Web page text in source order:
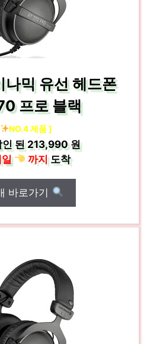
나믹 유선 헤드폰
프로 블랙
NO.4 제품 ]
인 된213,990 원
일
까지도착
바로가기